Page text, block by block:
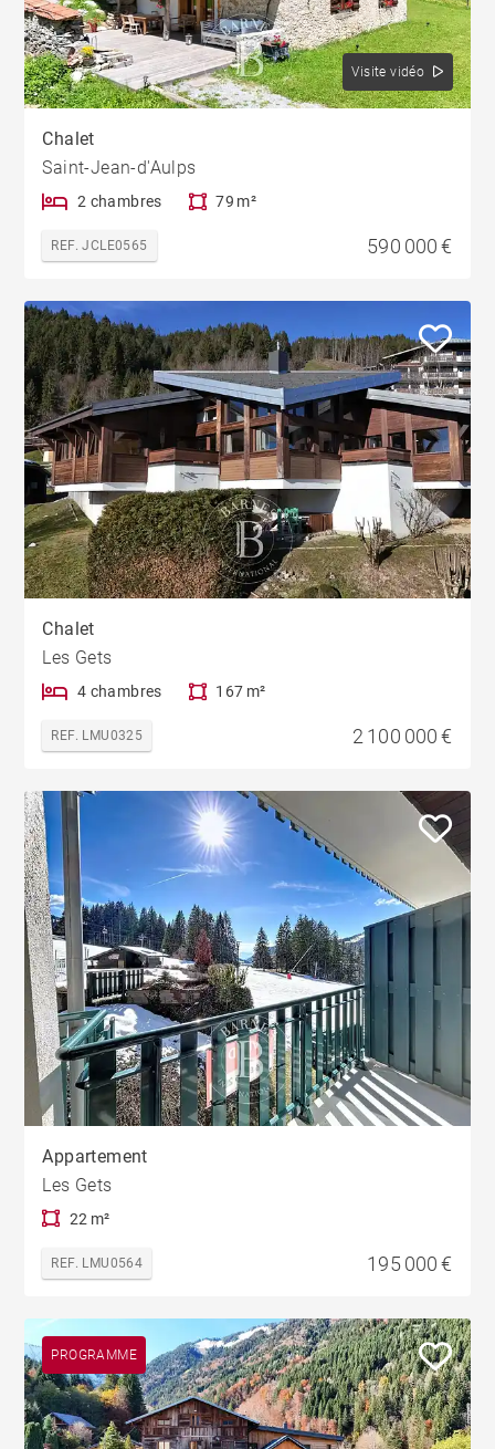
Visite vidéo
Chalet
Saint-Jean-d'Aulps
2 chambres 79 m²
REF. JCLE0565 590 000 €
Chalet
Les Gets
4 chambres 167 m²
REF. LMU0325 2 100 000 €
Appartement
Les Gets
22 m²
REF. LMU0564 195 000 €
PROGRAMME